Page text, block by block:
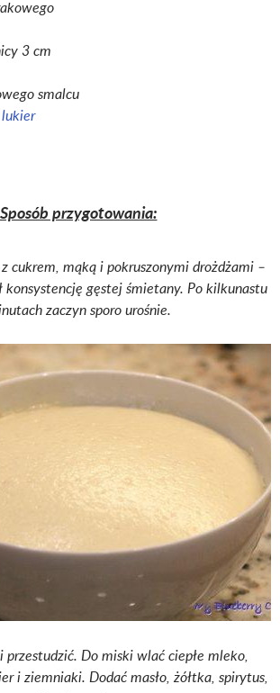
3 cm
smalcu
lukier
Sposób przygotowania:
cukrem, mąką i pokruszonymi drożdżami –
konsystencję gęstej śmietany. Po kilkunastu
zaczyn sporo urośnie.
przestudzić. Do miski wlać ciepłe mleko,
i ziemniaki. Dodać masło, żółtka, spirytus,